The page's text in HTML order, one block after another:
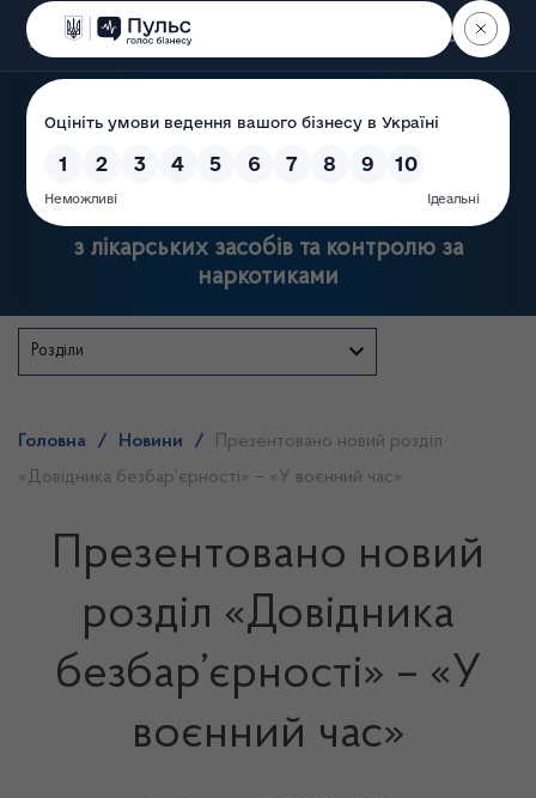
Пошук
Державна служба України
з лікарських засобів та контролю за
наркотиками
Розділи
Головна / Новини /
Презентовано новий розділ
«Довідника безбар’єрності» – «У воєнний час»
Презентовано новий
розділ «Довідника
безбар’єрності» – «У
воєнний час»